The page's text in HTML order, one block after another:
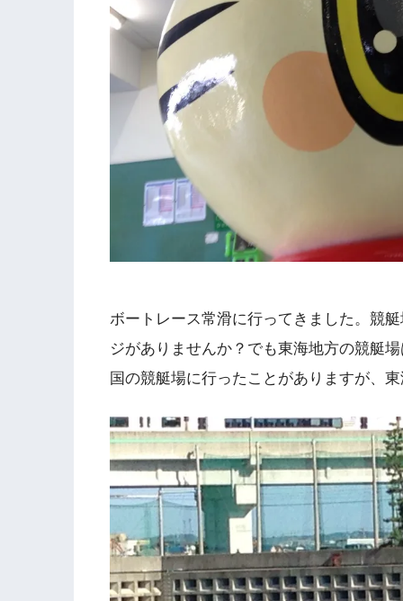
ボートレース常滑に行ってきました。競
ジがありませんか？でも東海地方の競艇
国の競艇場に行ったことがありますが、